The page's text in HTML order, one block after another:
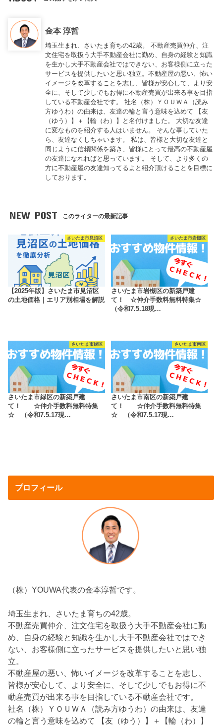
金本 淳哲
埼玉生まれ、さいたま育ちの42歳。 不動産売買仲介、注
文住宅を取扱う大手不動産会社に勤め、自身の経験と知識
を生かし大手不動産会社ではできない、お客様側に立った
サービスを提供したいと思い独立。不動産屋の悪い、怖い
イメージを改革することを志し、皆様が安心して、より安
全に、そして少しでもお得に不動産売買が出来る事を目指
している不動産会社です。 社名（株）ＹＯＵＷＡ（読み
方ゆうわ）の由来は、友達の輪と言う意味を込めて 【友
（ゆう）】＋【輪（わ）】と名付けました。 大切な友達
に変なものを紹介する人はいません。 そんな事していた
ら、友達なくしちゃいます。 私は、皆様と大切な友達と
同じように信頼関係を築き、皆様にとって最高の不動産屋
の友達になれればと思っています。 そして、より多くの
方に不動産屋の友達知ってるよと紹介頂けることを目標に
しております。
NEW POST このライターの最新記事
さいたま市見沼区
【2025年版】さいたま市見沼区
の土地価格｜エリア別相場を解説
さいたま市岩槻区
さいたま市岩槻区の新築戸建
て！ ☆仲介手数料無料特集☆
（令和7.5.18現…
さいたま市緑区
さいたま市緑区の新築戸建
て！ ☆仲介手数料無料特集
☆ （令和7.5.17現…
さいたま市南区
さいたま市南区の新築戸建
て！ ☆仲介手数料無料特集
☆ （令和7.5.17現…
プロフィール
（株）YOUWA代表の金本淳哲です。
埼玉生まれ、さいたま育ちの42歳。
不動産売買仲介、注文住宅を取扱う大手不動産会社に勤
め、自身の経験と知識を生かし大手不動産会社ではでき
ない、お客様側に立ったサービスを提供したいと思い独
立。
不動産屋の悪い、怖いイメージを改革することを志し、
皆様が安心して、より安全に、そして少しでもお得に不
動産売買が出来る事を目指している不動産会社です。
社名（株）ＹＯＵＷＡ（読み方ゆうわ）の由来は、友達
の輪と言う意味を込めて 【友（ゆう）】＋【輪（わ）】